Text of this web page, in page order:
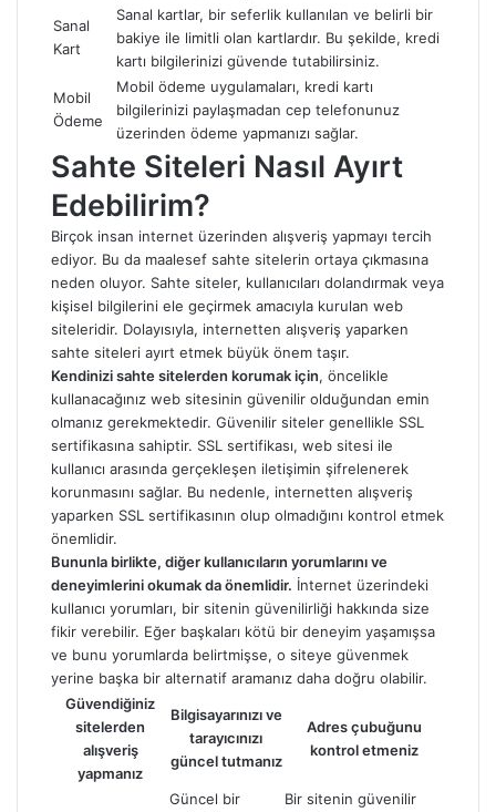
Sanal
Kart
Sanal kartlar, bir seferlik kullanılan ve belirli bir
bakiye ile limitli olan kartlardır. Bu şekilde, kredi
kartı bilgilerinizi güvende tutabilirsiniz.
Mobil
Ödeme
Mobil ödeme uygulamaları, kredi kartı
bilgilerinizi paylaşmadan cep telefonunuz
üzerinden ödeme yapmanızı sağlar.
Sahte Siteleri Nasıl Ayırt
Edebilirim?
Birçok insan internet üzerinden alışveriş yapmayı tercih
ediyor. Bu da maalesef sahte sitelerin ortaya çıkmasına
neden oluyor. Sahte siteler, kullanıcıları dolandırmak veya
kişisel bilgilerini ele geçirmek amacıyla kurulan web
siteleridir. Dolayısıyla, internetten alışveriş yaparken
sahte siteleri ayırt etmek büyük önem taşır.
Kendinizi sahte sitelerden korumak için, öncelikle
kullanacağınız web sitesinin güvenilir olduğundan emin
olmanız gerekmektedir. Güvenilir siteler genellikle SSL
sertifikasına sahiptir. SSL sertifikası, web sitesi ile
kullanıcı arasında gerçekleşen iletişimin şifrelenerek
korunmasını sağlar. Bu nedenle, internetten alışveriş
yaparken SSL sertifikasının olup olmadığını kontrol etmek
önemlidir.
Bununla birlikte, diğer kullanıcıların yorumlarını ve
deneyimlerini okumak da önemlidir. İnternet üzerindeki
kullanıcı yorumları, bir sitenin güvenilirliği hakkında size
fikir verebilir. Eğer başkaları kötü bir deneyim yaşamışsa
ve bunu yorumlarda belirtmişse, o siteye güvenmek
yerine başka bir alternatif aramanız daha doğru olabilir.
Güvendiğiniz
sitelerden
alışveriş
yapmanız
Bilgisayarınızı ve
tarayıcınızı
güncel tutmanız
Adres çubuğunu
kontrol etmeniz
Güncel bir
Bir sitenin güvenilir